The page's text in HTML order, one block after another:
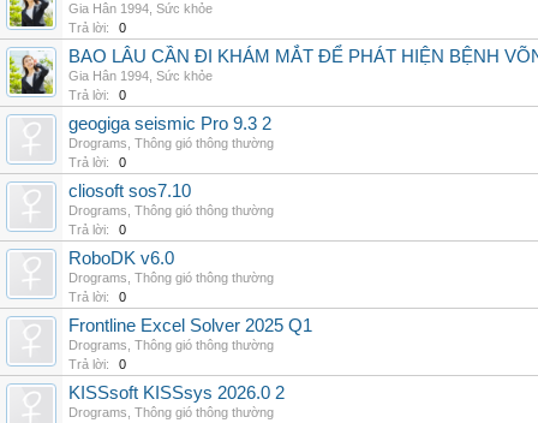
Gia Hân 1994 Sức khỏe
Trả lời:
0
BAO LÂU CẦN ĐI KHÁM MẮT ĐỂ PHÁT HIỆN BỆNH
Gia Hân 1994 Sức khỏe
Trả lời:
0
geogiga seismic Pro 9.3 2
Drograms Thông gió thông thường
Trả lời:
0
cliosoft sos7.10
Drograms Thông gió thông thường
Trả lời:
0
RoboDK v6.0
Drograms Thông gió thông thường
Trả lời:
0
Frontline Excel Solver 2025 Q1
Drograms Thông gió thông thường
Trả lời:
0
KISSsoft KISSsys 2026.0 2
Drograms Thông gió thông thường